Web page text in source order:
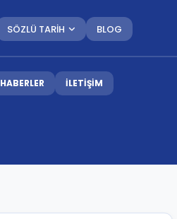
SÖZLÜ TARİH BLOG
HABERLER İLETİŞİM